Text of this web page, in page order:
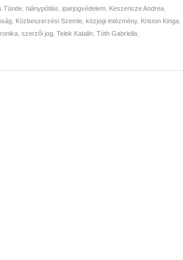
Tünde hiánypótlás iparjogvédelem Keszericze Andrea
Közbeszerzési Szemle közjogi intézmény, Kriston Kinga
szerzői jog Telek Katalin Tóth Gabriella